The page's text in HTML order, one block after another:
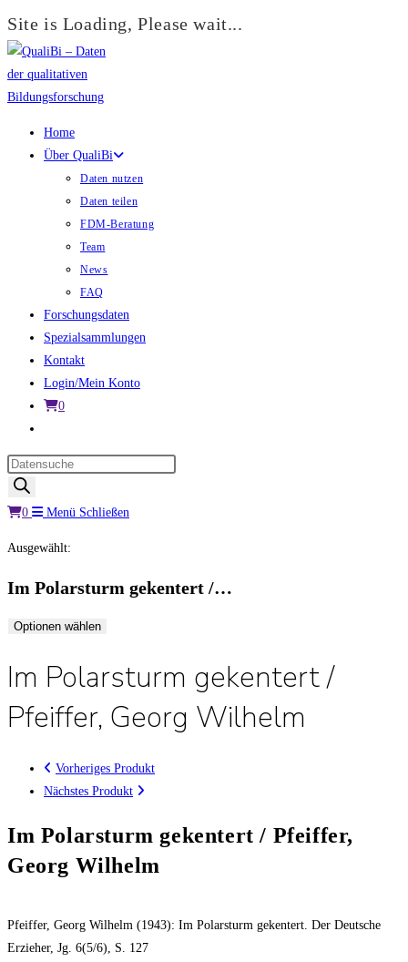
Site is Loading, Please wait...
Zum
Inhalt
springen
Home
Über QualiBi
Daten nutzen
Daten teilen
FDM-Beratung
Team
News
FAQ
Forschungsdaten
Spezialsammlungen
Kontakt
Login/Mein Konto
0
umschalten
Products
search
0
Menü Schließen
Ausgewählt:
Im Polarsturm gekentert /…
Optionen wählen
Im Polarsturm gekentert /
Pfeiffer, Georg Wilhelm
Vorheriges Produkt
Nächstes Produkt
Im Polarsturm gekentert / Pfeiffer,
Georg Wilhelm
Pfeiffer, Georg Wilhelm (1943): Im Polarsturm gekentert. Der Deutsche
Erzieher, Jg. 6(5/6), S. 127